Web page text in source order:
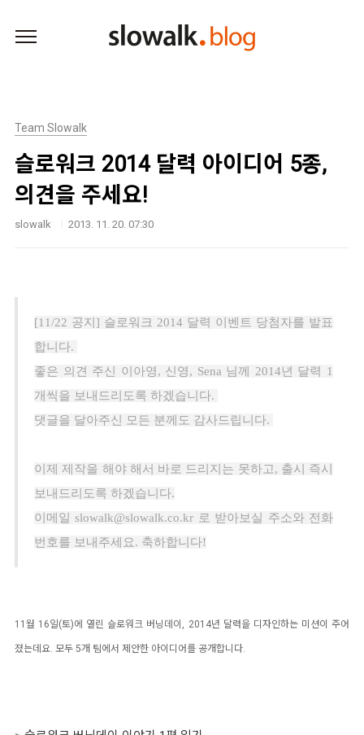
Team Slowalk
슬로워크 2014 달력 아이디어 5종,
의견을 주세요!
slowalk 2013. 11. 20. 07:30
[11/22 공지] 슬로워크 2014 달력 이벤트 당첨자를 발표
합니다.
좋은 의견 주신 이아영, 신영, Sena 님께 2014년 달력 1
개씩을 보내드리도록 하겠습니다.
댓글을 달아주신 모든 분께도 감사드립니다.
이제 제작을 해야 해서 바로 드리지는 못하고, 출시 즉시
보내드리도록 하겠습니다.
이메일 slowalk@slowalk.co.kr 로 받아보실 주소와 전화
번호를 보내주세요. 축하합니다!
11월 16일(토)에 열린 슬로워크 버닝데이, 2014년 달력을 디자인하는 미션이 주어
졌는데요. 모두 5개 팀에서 제안한 아이디어를 공개합니다.